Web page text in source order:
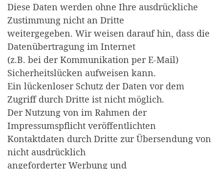
Diese Daten werden ohne Ihre ausdrückliche
Zustimmung nicht an Dritte
weitergegeben. Wir weisen darauf hin, dass die
Datenübertragung im Internet
(z.B. bei der Kommunikation per E-Mail)
Sicherheitslücken aufweisen kann.
Ein lückenloser Schutz der Daten vor dem
Zugriff durch Dritte ist nicht möglich.
Der Nutzung von im Rahmen der
Impressumspflicht veröffentlichten
Kontaktdaten durch Dritte zur Übersendung von
nicht ausdrücklich
angeforderter Werbung und